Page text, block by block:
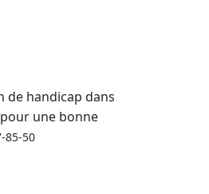
de handicap dans
une bonne
85-50